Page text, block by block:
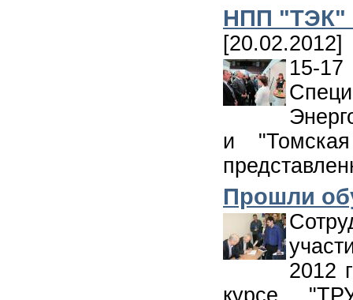
НПП "ТЭК"
[20.02.2012]
15-17
и
Прошли
2012
курсе